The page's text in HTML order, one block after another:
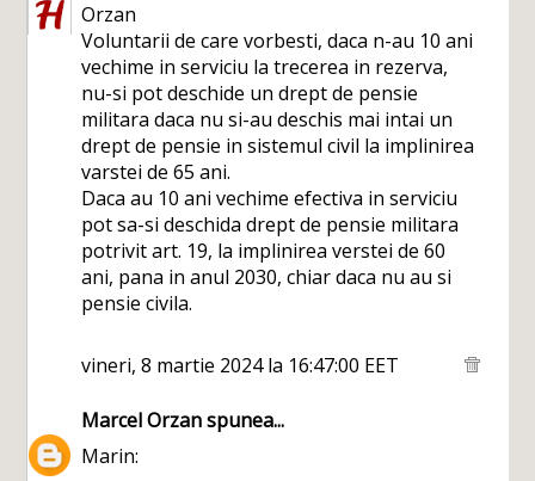
Orzan
Voluntarii de care vorbesti, daca n-au 10 ani
vechime in serviciu la trecerea in rezerva,
nu-si pot deschide un drept de pensie
militara daca nu si-au deschis mai intai un
drept de pensie in sistemul civil la implinirea
varstei de 65 ani.
Daca au 10 ani vechime efectiva in serviciu
pot sa-si deschida drept de pensie militara
potrivit art. 19, la implinirea verstei de 60
ani, pana in anul 2030, chiar daca nu au si
pensie civila.
vineri, 8 martie 2024 la 16:47:00 EET
Marcel Orzanspunea...
Marin: